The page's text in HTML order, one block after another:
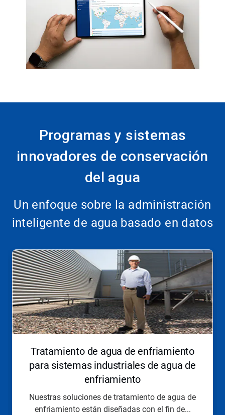
Programas y sistemas
innovadores de conservación
del agua
Un enfoque sobre la administración
inteligente de agua basado en datos
Esto
es
un
carrusel.
Use
los
botones
Siguiente
Anterior
navegar,
diapositiva
utilizando
Tratamiento de agua de enfriamiento
para sistemas industriales de agua de
enfriamiento
Nuestras soluciones de tratamiento de agua de
enfriamiento están diseñadas con el fin de...